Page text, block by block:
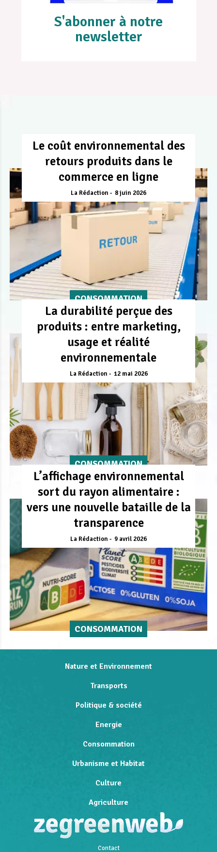
S'abonner à notre
newsletter
Le coût environnemental des
retours produits dans le
commerce en ligne
La Rédaction 8 juin 2026
CONSOMMATION
La durabilité perçue des
produits : entre marketing,
usage et réalité
environnementale
La Rédaction 12 mai 2026
CONSOMMATION
L’affichage environnemental
sort du rayon alimentaire :
vers une nouvelle bataille de la
transparence
La Rédaction 9 avril 2026
CONSOMMATION
Nature et Environnement
Transports
Politique & société
Energie
Consommation
Urbanisme et Habitat
Culture
Agriculture
Contact